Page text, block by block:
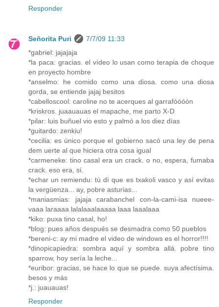
Responder
Señorita Puri
7/7/09 11:33
*gabriel: jajajaja
*la paca: gracias. el vídeo lo usan como terapia de choque
en proyecto hombre
*anselmo: he comido como una diosa. como una diosa
gorda, se entiende jajaj besitos
*cabelloscool: caroline no te acerques al garrafóóóón
*kriskros. juaauauas el mapache, me parto X-D
*pilar: luis buñuel vio esto y palmó a los diez días
*guitardo: zenkiu!
*cecilia: es único porque el gobierno sacó una ley de pena
dem uerte al que hiciera otra cosa igual
*carmeneke: tino casal era un crack. o no, espera, fumaba
crack. eso era, sí.
*echar un remiendu: tú dí que es txakoli vasco y así evitas
la vergüenza... ay, pobre asturias...
*maniasmias: jajaja carabanchel con-la-cami-isa nueee-
vaaa laraaaa lalalaaalaaaaa laaa laaalaaa
*kiko: puxa tino casal, ho!
*blog: pues años después se desmadra como 50 pueblos
*bereni-c: ay mi madre el video de windows es el horror!!!!
*dinopicapiedra: sombra aquí y sombra allá. pobre tino
sparrow, hoy sería la leche...
*euribor: gracias, se hace lo que se puede. suya afectísima.
besos y más
*j.: juauauas!
Responder